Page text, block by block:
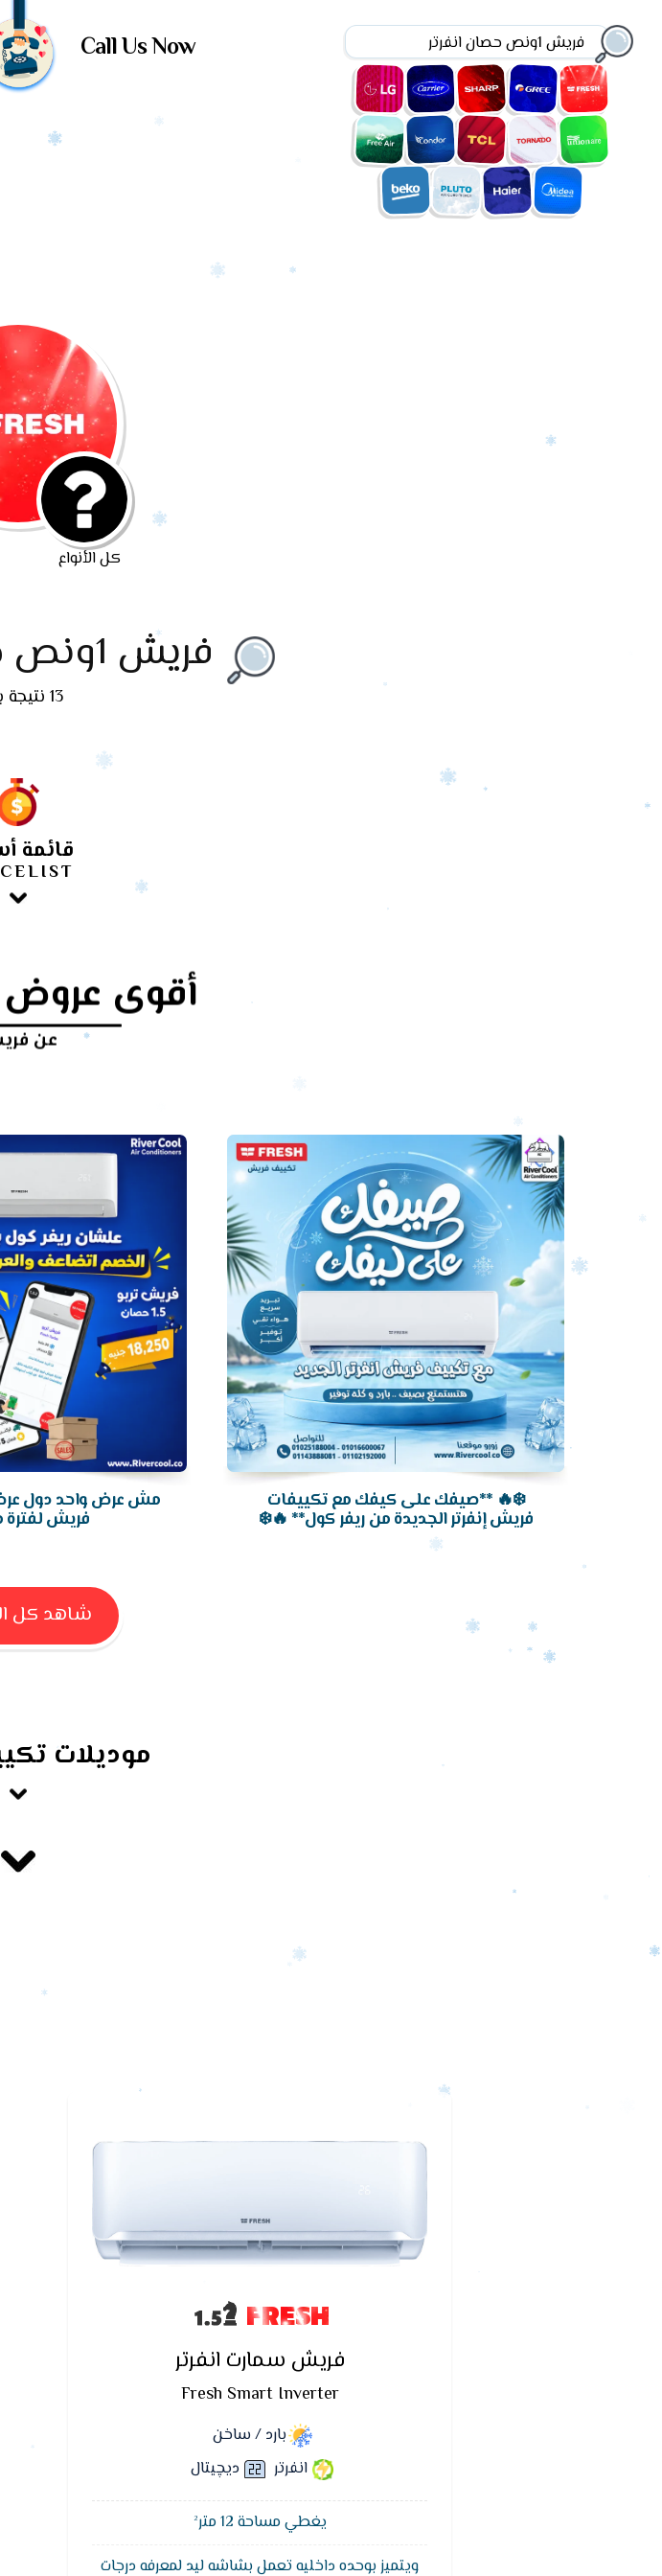
كل الأنواع
فريش 1ونص حصان انفرتر
13 نتيجة بحث
قائمة
أقوى عروض
عن
مش عرض واحد دول
فريش
❄️🔥 **صيفك على كيفك مع تكييفات
فريش إنفرتر الجديدة من ريفر كول** 🔥❄️
شاهد كل
موديلات
FRESH
فريش سمارت انفرتر
Fresh Smart Inverter
بارد / ساخن
انفرتر
ديچيتال
يغطي مساحة 12 متر²
ويتميز بوحده داخليه تعمل بشاشه ليد لمعرفه درجات
Call Us Now